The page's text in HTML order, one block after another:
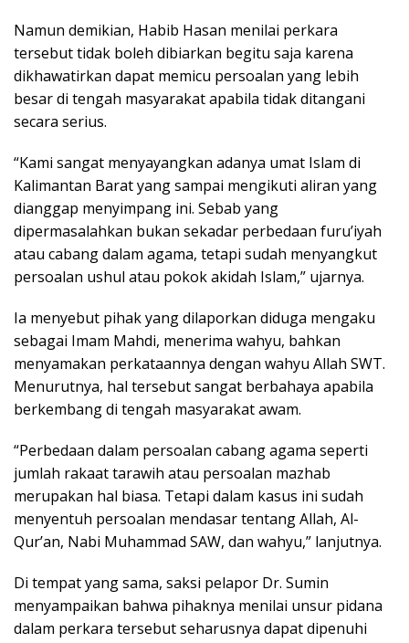
Namun demikian, Habib Hasan menilai perkara
tersebut tidak boleh dibiarkan begitu saja karena
dikhawatirkan dapat memicu persoalan yang lebih
besar di tengah masyarakat apabila tidak ditangani
secara serius.
“Kami sangat menyayangkan adanya umat Islam di
Kalimantan Barat yang sampai mengikuti aliran yang
dianggap menyimpang ini. Sebab yang
dipermasalahkan bukan sekadar perbedaan furu’iyah
atau cabang dalam agama, tetapi sudah menyangkut
persoalan ushul atau pokok akidah Islam,” ujarnya.
Ia menyebut pihak yang dilaporkan diduga mengaku
sebagai Imam Mahdi, menerima wahyu, bahkan
menyamakan perkataannya dengan wahyu Allah SWT.
Menurutnya, hal tersebut sangat berbahaya apabila
berkembang di tengah masyarakat awam.
“Perbedaan dalam persoalan cabang agama seperti
jumlah rakaat tarawih atau persoalan mazhab
merupakan hal biasa. Tetapi dalam kasus ini sudah
menyentuh persoalan mendasar tentang Allah, Al-
Qur’an, Nabi Muhammad SAW, dan wahyu,” lanjutnya.
Di tempat yang sama, saksi pelapor Dr. Sumin
menyampaikan bahwa pihaknya menilai unsur pidana
dalam perkara tersebut seharusnya dapat dipenuhi